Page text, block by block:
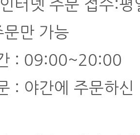
터넷 주문 접수:
문만 가능
: 09:00~20:00
: 야간에 주문하